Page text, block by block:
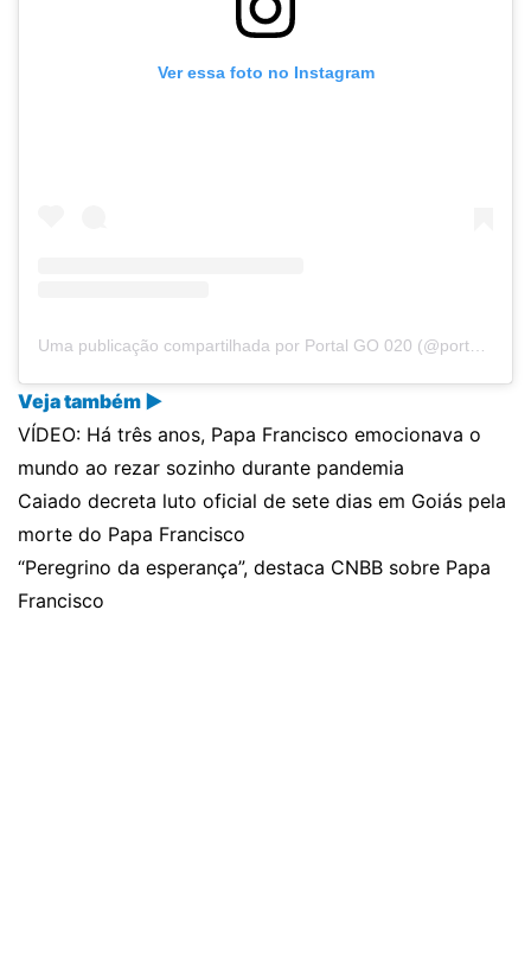
Ver essa foto no Instagram
Uma publicação compartilhada por Portal GO 020 (@portalgo020)
Veja também ▶
VÍDEO: Há três anos, Papa Francisco emocionava o
mundo ao rezar sozinho durante pandemia
Caiado decreta luto oficial de sete dias em Goiás pela
morte do Papa Francisco
“Peregrino da esperança”, destaca CNBB sobre Papa
Francisco